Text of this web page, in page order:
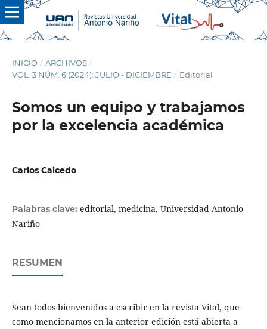
INICIO / ARCHIVOS /
VOL. 3 NÚM. 6 (2024): JULIO - DICIEMBRE / Editorial
Somos un equipo y trabajamos
por la excelencia académica
Carlos Caicedo
Palabras clave: editorial, medicina, Universidad Antonio
Nariño
RESUMEN
Sean todos bienvenidos a escribir en la revista Vital, que
como mencionamos en la anterior edición está abierta a